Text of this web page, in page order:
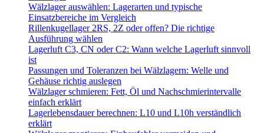
Wälzlager auswählen: Lagerarten und typische
Einsatzbereiche im Vergleich
Rillenkugellager 2RS, 2Z oder offen? Die richtige
Ausführung wählen
Lagerluft C3, CN oder C2: Wann welche Lagerluft sinnvoll
ist
Passungen und Toleranzen bei Wälzlagern: Welle und
Gehäuse richtig auslegen
Wälzlager schmieren: Fett, Öl und Nachschmierintervalle
einfach erklärt
Lagerlebensdauer berechnen: L10 und L10h verständlich
erklärt